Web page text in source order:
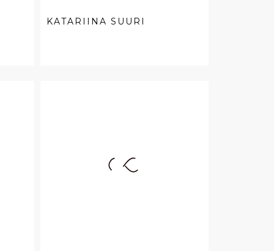
KATARIINA SUURI